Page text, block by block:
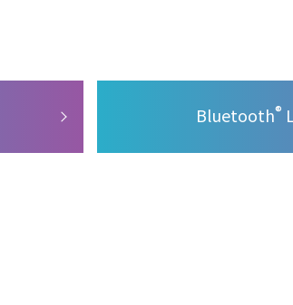
Bluetooth®